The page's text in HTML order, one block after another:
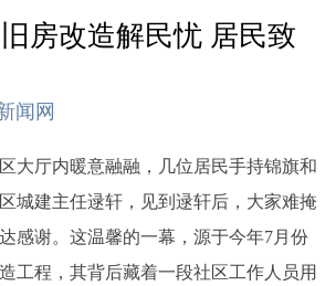
房改造解民忧 居民致
闻网
厅内暖意融融，几位居民手持锦旗和
城建主任逯轩，见到逯轩后，大家难掩
感谢。这温馨的一幕，源于今年7月份
工程，其背后藏着一段社区工作人员用